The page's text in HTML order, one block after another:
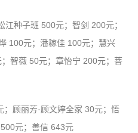
江种子班 500元；智剑 200元；
100元；潘稼佳 100元；慧兴
智薇 50元；章怡宁 200元；菩
；顾丽芳·顾文婷全家 30元；悟
元；善信 643元